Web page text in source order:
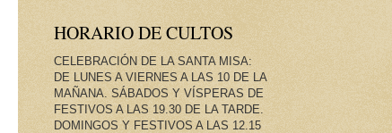
HORARIO DE CULTOS
CELEBRACIÓN DE LA SANTA MISA:
DE LUNES A VIERNES A LAS 10 DE LA
MAÑANA. SÁBADOS Y VÍSPERAS DE
FESTIVOS A LAS 19.30 DE LA TARDE.
DOMINGOS Y FESTIVOS A LAS 12.15